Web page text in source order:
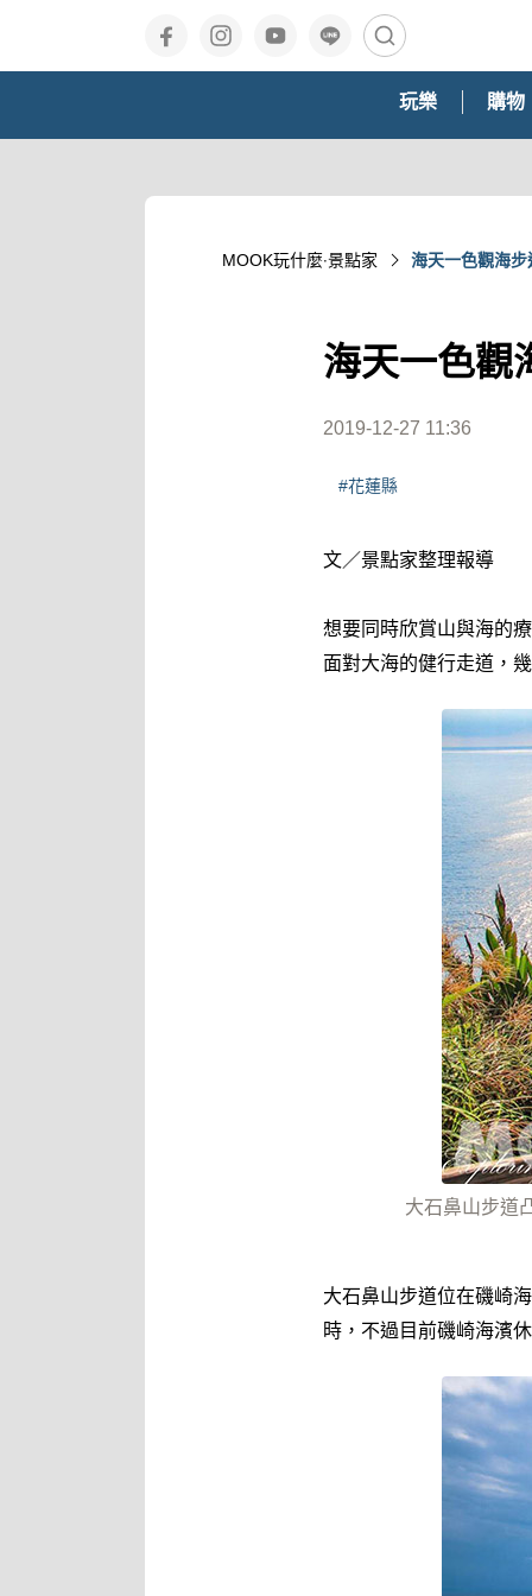
玩樂 購物
MOOK玩什麼‧景點家 海天一色觀海
海天一色觀
2019-12-27 11:36
#花蓮縣
文／景點家整理報導
想要同時欣賞山與海的
面對大海的健行走道，
大石鼻山步道
大石鼻山步道位在磯崎
時，不過目前磯崎海濱